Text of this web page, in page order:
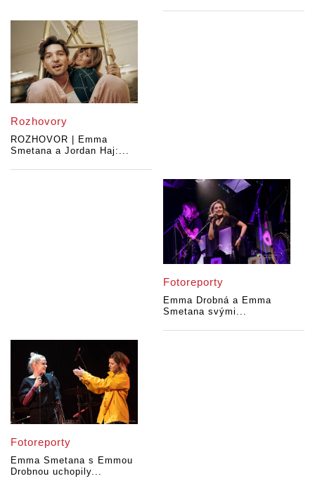
Rozhovory
ROZHOVOR | Emma
Smetana a Jordan Haj:...
Fotoreporty
Emma Drobná a Emma
Smetana svými...
Fotoreporty
Emma Smetana s Emmou
Drobnou uchopily...